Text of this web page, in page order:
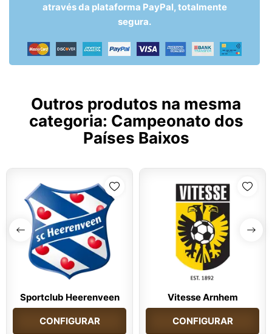
através da plataforma PayPal, totalmente
segura.
Outros produtos na mesma
categoria: Campeonato dos
Países Baixos
Sportclub Heerenveen
CONFIGURAR
Vitesse Arnhem
CONFIGURAR